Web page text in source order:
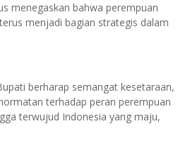
menegaskan bahwa perempuan
menjadi bagian strategis dalam
berharap semangat kesetaraan,
terhadap peran perempuan
terwujud Indonesia yang maju,